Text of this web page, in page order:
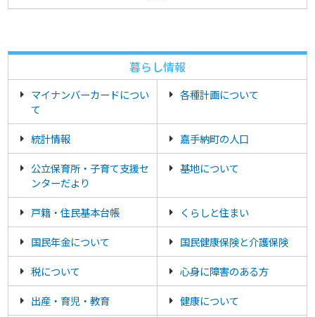
暮らし情報
マイナンバーカードについ
て
各種計画について
統計情報
嘉手納町の人口
公立保育所・子育て支援セ
ンターだより
基地について
戸籍・住民基本台帳
くらしと住まい
国民年金について
国民健康保険と介護保険
税について
心身に障害のある方
出産・育児・教育
健康について